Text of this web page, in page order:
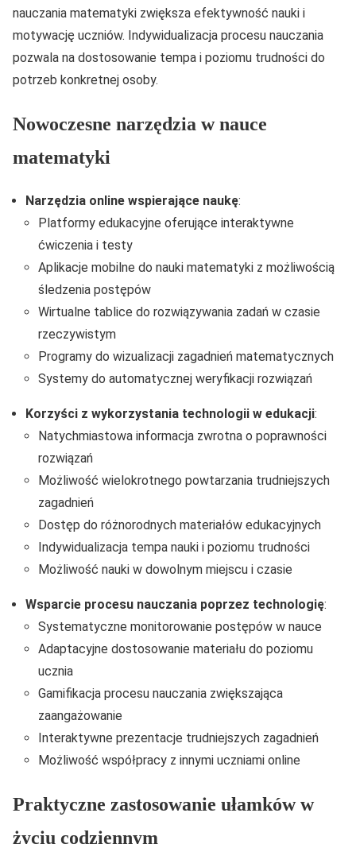
nauczania matematyki zwiększa efektywność nauki i
motywację uczniów. Indywidualizacja procesu nauczania
pozwala na dostosowanie tempa i poziomu trudności do
potrzeb konkretnej osoby.
Nowoczesne narzędzia w nauce
matematyki
Narzędzia online wspierające naukę:
Platformy edukacyjne oferujące interaktywne
ćwiczenia i testy
Aplikacje mobilne do nauki matematyki z możliwością
śledzenia postępów
Wirtualne tablice do rozwiązywania zadań w czasie
rzeczywistym
Programy do wizualizacji zagadnień matematycznych
Systemy do automatycznej weryfikacji rozwiązań
Korzyści z wykorzystania technologii w edukacji:
Natychmiastowa informacja zwrotna o poprawności
rozwiązań
Możliwość wielokrotnego powtarzania trudniejszych
zagadnień
Dostęp do różnorodnych materiałów edukacyjnych
Indywidualizacja tempa nauki i poziomu trudności
Możliwość nauki w dowolnym miejscu i czasie
Wsparcie procesu nauczania poprzez technologię:
Systematyczne monitorowanie postępów w nauce
Adaptacyjne dostosowanie materiału do poziomu
ucznia
Gamifikacja procesu nauczania zwiększająca
zaangażowanie
Interaktywne prezentacje trudniejszych zagadnień
Możliwość współpracy z innymi uczniami online
Praktyczne zastosowanie ułamków w
życiu codziennym